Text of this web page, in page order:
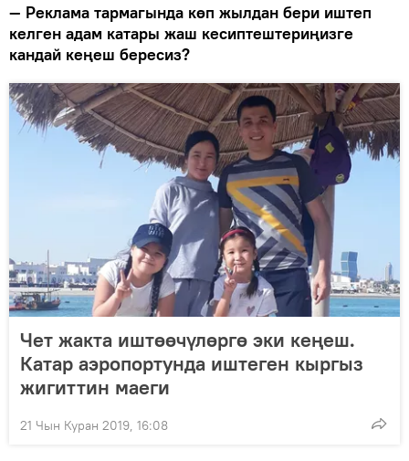
— Реклама тармагында көп жылдан бери иштеп
келген адам катары жаш кесиптештериңизге
кандай кеңеш бересиз?
Чет жакта иштөөчүлөргө эки кеңеш.
Катар аэропортунда иштеген кыргыз
жигиттин маеги
21 Чын Куран 2019, 16:08